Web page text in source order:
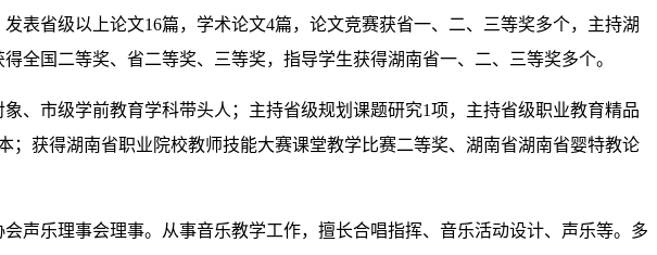
表省级以上论文16篇，学术论文4篇，论文竞赛获省一、二、三等奖多个，主持湖
全国二等奖、省二等奖、三等奖，指导学生获得湖南省一、二、三等奖多个。
、市级学前教育学科带头人； 主持省级规划课题研究1项，主持省级职业教育精品
； 获得湖南省职业院校教师技能大赛课堂教学比赛二等奖、湖南省湖南省婴特教论
声乐理事会理事。从事音乐教学工作，擅长合唱指挥、音乐活动设计、声乐等。多